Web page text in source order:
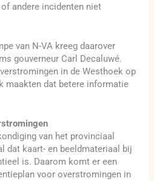
andere incidenten niet
van N-VA kreeg daarover
gouverneur Carl Decaluwé.
in de Westhoek op
maakten dat betere informatie
van het provinciaal
dat kaart- en beeldmateriaal bij
is. Daarom komt er een
voor overstromingen in